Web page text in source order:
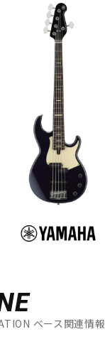
ベース関連情報